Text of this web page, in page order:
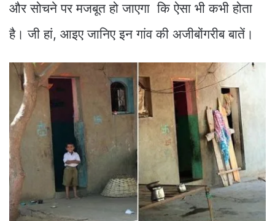
और सोचने पर मजबूत हो जाएगा कि ऐसा भी कभी होता
है। जी हां, आइए जानिए इन गांव की अजीबोंगरीब बातें।